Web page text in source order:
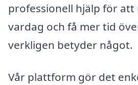
professionell hjälp för
vardag och få mer tid
verkligen betyder något.
Vår plattform gör det